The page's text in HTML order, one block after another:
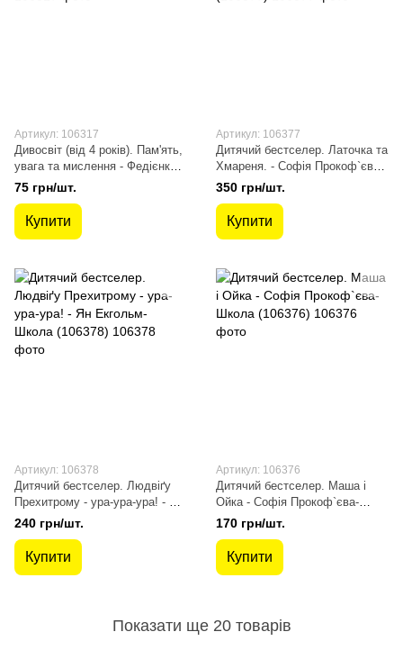
Артикул: 106317
Дивосвіт (від 4 років). Пам'ять,
увага та мислення - Федієнко
В.- Школа (106317)
75 грн/шт.
Купити
Артикул: 106377
Дитячий бестселер. Латочка та
Хмареня. - Софія Прокоф`єва-
Школа (106377)
350 грн/шт.
Купити
Артикул: 106378
Дитячий бестселер. Людвіґу
Прехитрому - ура-ура-ура! - Ян
Екгольм- Школа (106378)
240 грн/шт.
Купити
Артикул: 106376
Дитячий бестселер. Маша і
Ойка - Софія Прокоф`єва-
Школа (106376)
170 грн/шт.
Купити
Показати ще 20 товарів